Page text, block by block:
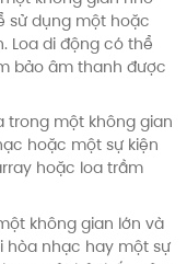
sử dụng một hoặc
Loa di động có thể
bảo âm thanh được
trong một không gian
hoặc một sự kiện
hoặc loa trầm
không gian lớn và
hòa nhạc hay một sự